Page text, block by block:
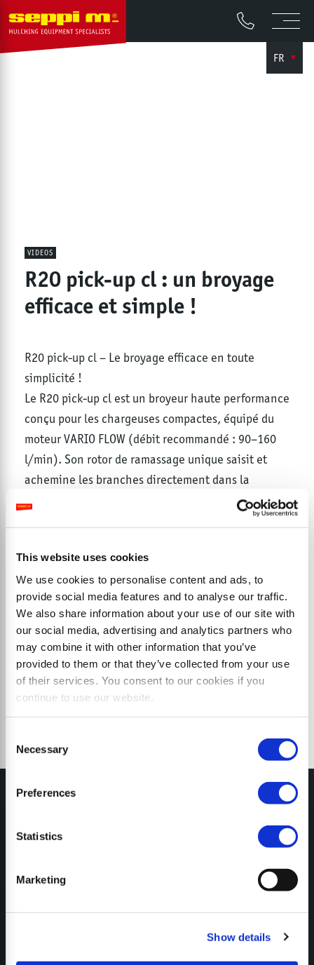
This website uses cookies
We use cookies to personalise content and ads, to
provide social media features and to analyse our traffic.
We also share information about your use of our site with
our social media, advertising and analytics partners who
may combine it with other information that you’ve
provided to them or that they’ve collected from your use
of their services. You consent to our cookies if you
continue to use our website.
Selection
Necessary
Preferences
Statistics
Marketing
Show details
FR
VIDEOS
R20 pick-up cl : un broyage
efficace et simple !
R20 pick-up cl – Le broyage efficace en toute
simplicité !
Le R20 pick-up cl est un broyeur haute performance
conçu pour les chargeuses compactes, équipé du
moteur VARIO FLOW (débit recommandé : 90–160
l/min). Son rotor de ramassage unique saisit et
achemine les branches directement dans la
chambre de rotation, où la technologie RIC (Radial
Interference Cutting) avec des profils résistants à
un broyage rapide et précis. Le résultat ? Un paillis
fin qui se décompose rapidement, améliorant ainsi
la qualité du sol et l’efficacité des opérations
agricoles. Parfait pour les vergers, les plantations
d’agrumes, les oliveraies et la culture des fruits à
coque.
Découvrez comment le R20 Pick-up Cl transforme
les gros déchets de taille en un paillis précieux –